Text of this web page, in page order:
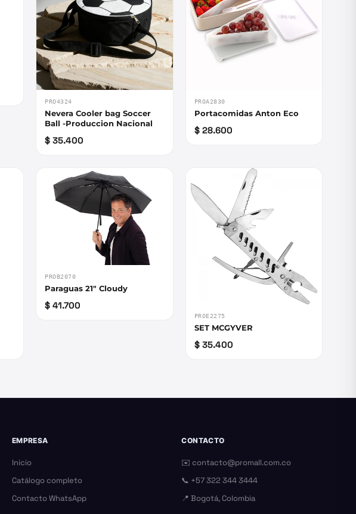
PRO4324
Nevera Cooler bag Soccer
Ball -Produccion Nacional
$ 35.400
PROA2830
Portacomidas Anton Eco
$ 28.600
PROB2070
Paraguas 21" Cloudy
$ 41.700
PROE2275
SET MCGYVER
$ 35.400
EMPRESA
Inicio
Catálogo completo
Contacto WhatsApp
CONTACTO
✉️contacto@promall.com.co
📞 +57 322 344 3444
📍 Bogotá, Colombia